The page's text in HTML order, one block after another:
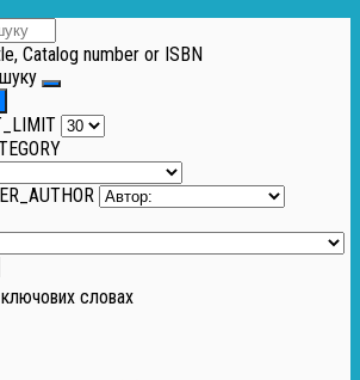
Catalog number or ISBN
словах